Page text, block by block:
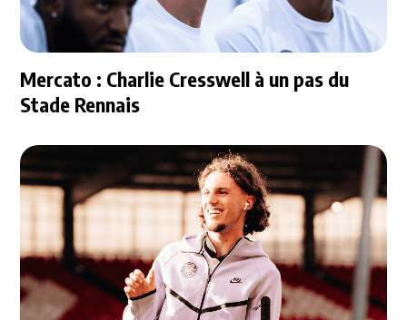
Mercato : Charlie Cresswell à un pas du
Stade Rennais